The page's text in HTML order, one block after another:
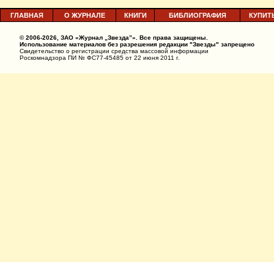
ГЛАВНАЯ О ЖУРНАЛЕ КНИГИ БИБЛИОГРАФИЯ
© 2006-2026, ЗАО «Журнал „Звезда”». Все права защищены.
Использование материалов без разрешения редакции "Звезды" запрещено
Свидетельство о регистрации средства массовой информации
Роскомнадзора ПИ № ФС77-45485 от 22 июня 2011 г.